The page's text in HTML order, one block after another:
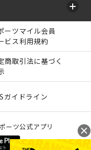
ーツマイル会員
ビス利用規約
商取引法に基づく
ガイドライン
ーツ公式アプリ